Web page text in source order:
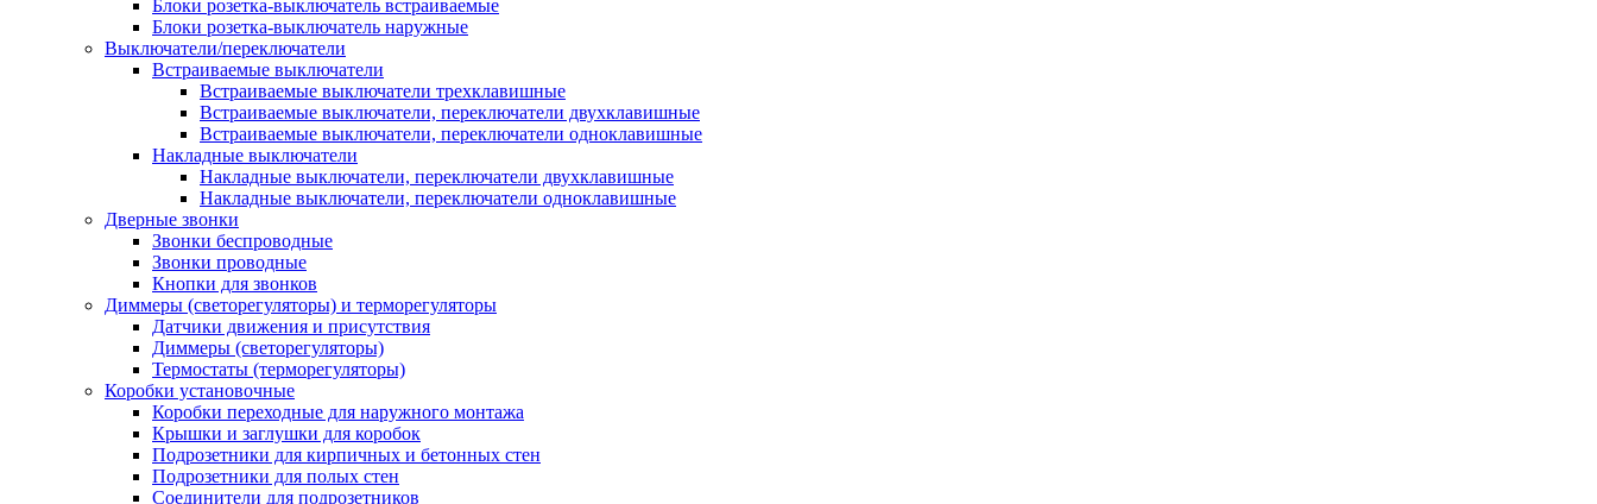
Блоки розетка-выключатель встраиваемые
Блоки розетка-выключатель наружные
Выключатели/переключатели
Встраиваемые выключатели
Встраиваемые выключатели трехклавишные
Встраиваемые выключатели, переключатели двухклавишные
Встраиваемые выключатели, переключатели одноклавишные
Накладные выключатели
Накладные выключатели, переключатели двухклавишные
Накладные выключатели, переключатели одноклавишные
Дверные звонки
Звонки беспроводные
Звонки проводные
Кнопки для звонков
Диммеры (светорегуляторы) и терморегуляторы
Датчики движения и присутствия
Диммеры (светорегуляторы)
Термостаты (терморегуляторы)
Коробки установочные
Коробки переходные для наружного монтажа
Крышки и заглушки для коробок
Подрозетники для кирпичных и бетонных стен
Подрозетники для полых стен
Соединители для подрозетников